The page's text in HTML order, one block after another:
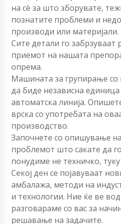
на сè за што зборувате,
познатите проблеми и
производи или материјали.
Сите детали го
приемот на нашата
опрема.
Машината за групирање
да биде независна
автоматска линија.
врска со употребата на
производство.
Започнете со опишување
проблемот што сакате да
понудиме не техничко,
Секој ден се појавуваат
амбалажа, методи на
и технологии. Ние ќе ве
разговараме со вас за
решавање на задачите.